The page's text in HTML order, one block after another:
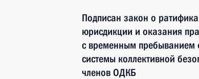
Подписан закон о
юрисдикции и оказания
с временным пребыванием
системы коллективной
членов ОДКБ